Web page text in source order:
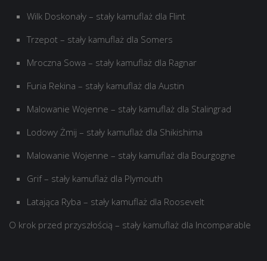
Wilk Doskonały – stały kamuflaż dla Flint
Trzepot – stały kamuflaż dla Somers
Mroczna Sowa – stały kamuflaż dla Ragnar
Furia Rekina – stały kamuflaż dla Austin
Malowanie Wojenne – stały kamuflaż dla Stalingrad
Lodowy Żmij – stały kamuflaż dla Shikishima
Malowanie Wojenne – stały kamuflaż dla Bourgogne
Grif – stały kamuflaż dla Plymouth
Latająca Ryba – stały kamuflaż dla Roosevelt
O krok przed przyszłością – stały kamuflaż dla Incomparable